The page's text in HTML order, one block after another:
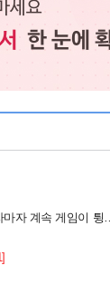
계속 게임이 튕기네요